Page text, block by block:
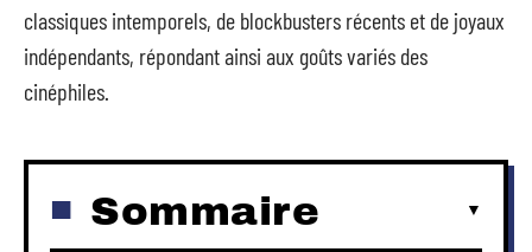
classiques intemporels, de blockbusters récents et de joyaux
indépendants, répondant ainsi aux goûts variés des
cinéphiles.
Sommaire